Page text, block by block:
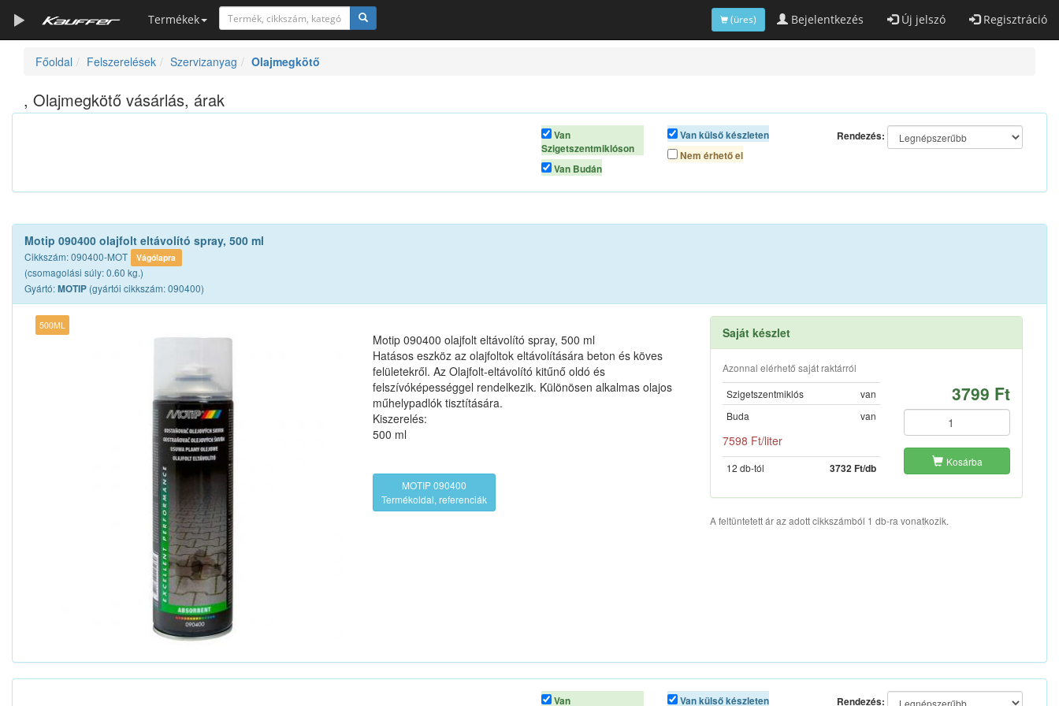
Termékek Bejelentkezés Új jelszó Regisztráció
(üres)
Szerszámkatalógus
Kosár
Főoldal Felszerelések Szervizanyag Olajmegkötő
, Olajmegkötő vásárlás, árak
Van
Szigetszentmiklóson
Van Budán
Van külső készleten
Nem érhető el
Rendezés:
Motip 090400 olajfolt eltávolító spray, 500 ml
Cikkszám: 090400-MOT Vágólapra
(csomagolási súly: 0.60 kg.)
Gyártó:MOTIP (gyártói cikkszám: 090400)
500ML
Motip 090400 olajfolt eltávolító spray, 500 ml
Hatásos eszköz az olajfoltok eltávolítására beton és köves
felületekről. Az Olajfolt-eltávolító kitűnő oldó és
felszívóképességgel rendelkezik. Különösen alkalmas olajos
műhelypadlók tisztítására.
Kiszerelés:
500 ml
MOTIP 090400
Termékoldal, referenciák
Saját készlet
Azonnal elérhető saját raktárról
Szigetszentmiklós
van
Buda
van
7598 Ft/liter
12 db-tól 3732 Ft/db
3799 Ft
Kosárba
A feltüntetett ár az adott cikkszámból 1 db-ra vonatkozik.
Van Van külső készleten Rendezés: